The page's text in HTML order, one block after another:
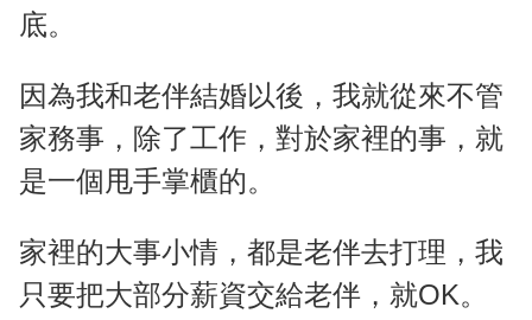
底。
因為我和老伴結婚以後，我就從來不管
家務事，除了工作，對於家裡的事，就
是一個甩手掌櫃的。
家裡的大事小情，都是老伴去打理，我
只要把大部分薪資交給老伴，就OK。